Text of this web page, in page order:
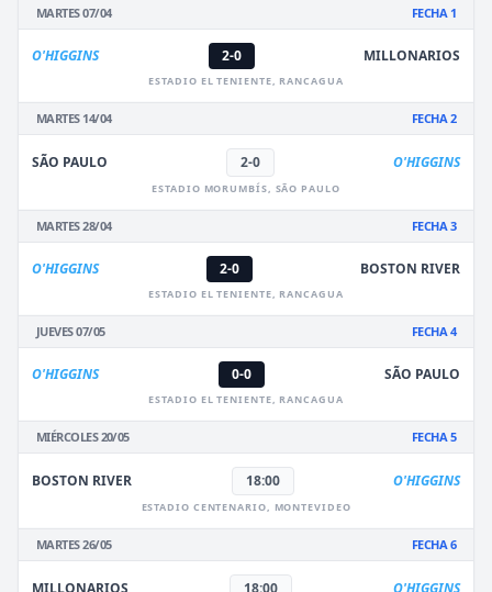
MARTES 07/04 FECHA 1
O'HIGGINS 2-0 MILLONARIOS
ESTADIO EL TENIENTE, RANCAGUA
MARTES 14/04 FECHA 2
SÃO PAULO 2-0 O'HIGGINS
ESTADIO MORUMBÍS, SÃO PAULO
MARTES 28/04 FECHA 3
O'HIGGINS 2-0 BOSTON RIVER
ESTADIO EL TENIENTE, RANCAGUA
JUEVES 07/05 FECHA 4
O'HIGGINS 0-0 SÃO PAULO
ESTADIO EL TENIENTE, RANCAGUA
MIÉRCOLES 20/05 FECHA 5
BOSTON RIVER 18:00 O'HIGGINS
ESTADIO CENTENARIO, MONTEVIDEO
MARTES 26/05 FECHA 6